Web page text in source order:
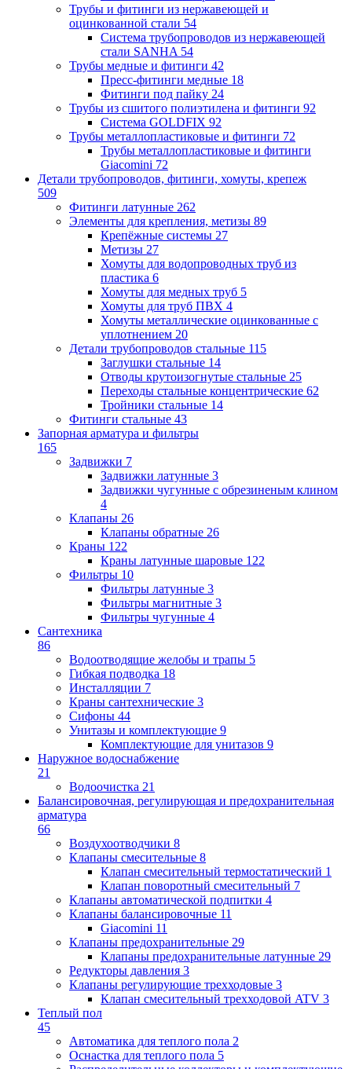
Трубы и фитинги из нержавеющей и
оцинкованной стали 54
Система трубопроводов из нержавеющей
стали SANHA 54
Трубы медные и фитинги 42
Пресс-фитинги медные 18
Фитинги под пайку 24
Трубы из сшитого полиэтилена и фитинги 92
Система GOLDFIX 92
Трубы металлопластиковые и фитинги 72
Трубы металлопластиковые и фитинги
Giacomini 72
Детали трубопроводов, фитинги, хомуты, крепеж
509
Фитинги латунные 262
Элементы для крепления, метизы 89
Крепёжные системы 27
Метизы 27
Хомуты для водопроводных труб из
пластика 6
Хомуты для медных труб 5
Хомуты для труб ПВХ 4
Хомуты металлические оцинкованные с
уплотнением 20
Детали трубопроводов стальные 115
Заглушки стальные 14
Отводы крутоизогнутые стальные 25
Переходы стальные концентрические 62
Тройники стальные 14
Фитинги стальные 43
Запорная арматура и фильтры
165
Задвижки 7
Задвижки латунные 3
Задвижки чугунные с обрезиненым клином
4
Клапаны 26
Клапаны обратные 26
Краны 122
Краны латунные шаровые 122
Фильтры 10
Фильтры латунные 3
Фильтры магнитные 3
Фильтры чугунные 4
Сантехника
86
Водоотводящие желобы и трапы 5
Гибкая подводка 18
Инсталляции 7
Краны сантехнические 3
Сифоны 44
Унитазы и комплектующие 9
Комплектующие для унитазов 9
Наружное водоснабжение
21
Водоочистка 21
Балансировочная, регулирующая и предохранительная
арматура
66
Воздухоотводчики 8
Клапаны cмесительные 8
Клапан cмесительный термостатический 1
Клапан поворотный cмесительный 7
Клапаны автоматической подпитки 4
Клапаны балансировочные 11
Giacomini 11
Клапаны предохранительные 29
Клапаны предохранительные латунные 29
Редукторы давления 3
Клапаны регулирующие трехходовые 3
Клапан смесительный трехходовой ATV 3
Теплый пол
45
Автоматика для теплого пола 2
Оснастка для теплого пола 5